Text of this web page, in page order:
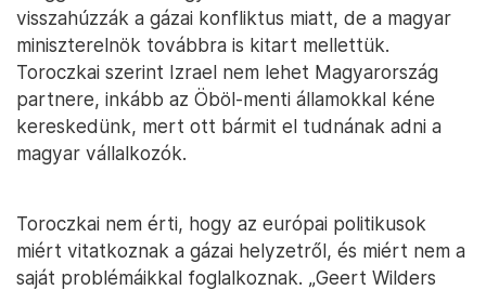
visszahúzzák a gázai konfliktus miatt, de a magyar
miniszterelnök továbbra is kitart mellettük.
Toroczkai szerint Izrael nem lehet Magyarország
partnere, inkább az Öböl-menti államokkal kéne
kereskedünk, mert ott bármit el tudnának adni a
magyar vállalkozók.
Toroczkai nem érti, hogy az európai politikusok
miért vitatkoznak a gázai helyzetről, és miért nem a
saját problémáikkal foglalkoznak. „Geert Wilders